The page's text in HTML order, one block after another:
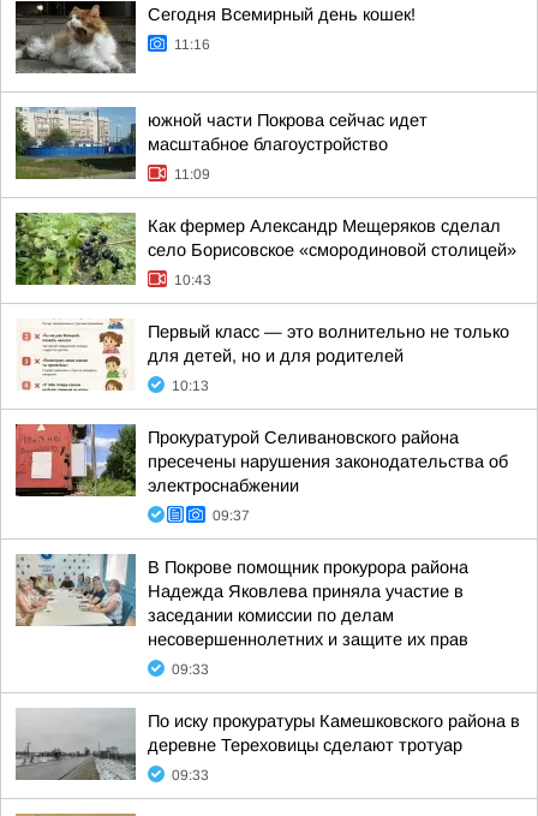
Сегодня Всемирный день кошек!
11:16
южной части Покрова сейчас идет
масштабное благоустройство
11:09
Как фермер Александр Мещеряков сделал
село Борисовское «смородиновой столицей»
10:43
Первый класс — это волнительно не только
для детей, но и для родителей
10:13
Прокуратурой Селивановского района
пресечены нарушения законодательства об
электроснабжении
09:37
В Покрове помощник прокурора района
Надежда Яковлева приняла участие в
заседании комиссии по делам
несовершеннолетних и защите их прав
09:33
По иску прокуратуры Камешковского района в
деревне Тереховицы сделают тротуар
09:33